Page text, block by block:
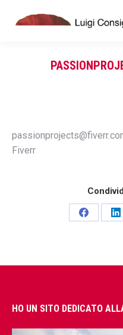
Fiverr
Share
HO UN SITO DEDICATO